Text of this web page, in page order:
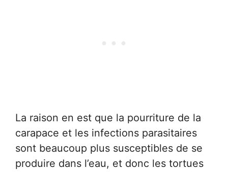
La raison en est que la pourriture de la
carapace et les infections parasitaires
sont beaucoup plus susceptibles de se
produire dans l’eau, et donc les tortues